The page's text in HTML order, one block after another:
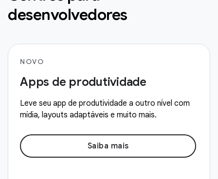
desenvolvedores
NOVO
Apps de produtividade
Leve seu app de produtividade a outro nível com
mídia, layouts adaptáveis e muito mais.
Saiba mais